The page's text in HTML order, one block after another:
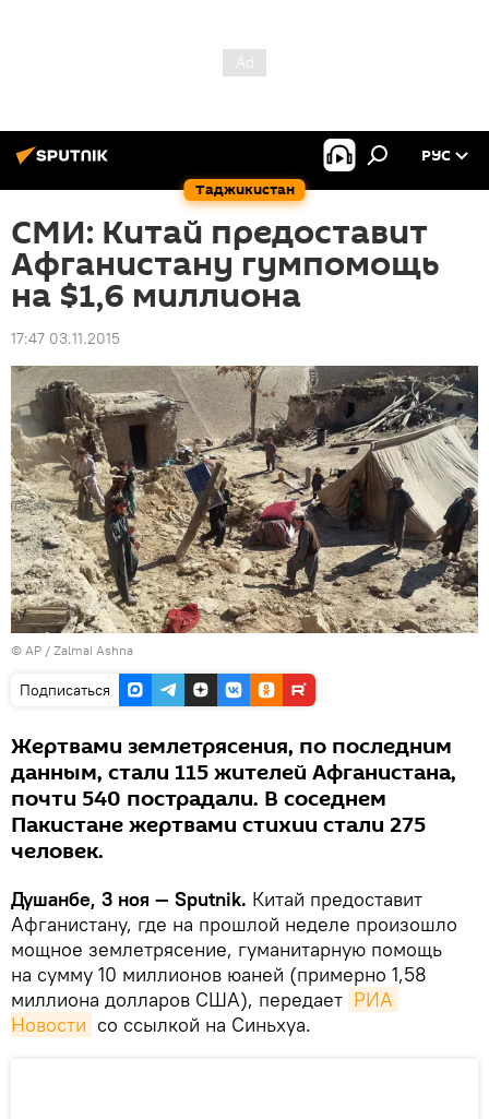
Таджикистан
РУС
СМИ: Китай предоставит
Афганистану гумпомощь
на $1,6 миллиона
17:47 03.11.2015
© AP / Zalmai Ashna
Подписаться
Жертвами землетрясения, по последним
данным, стали 115 жителей Афганистана,
почти 540 пострадали. В соседнем
Пакистане жертвами стихии стали 275
человек.
Душанбе, 3 ноя — Sputnik. Китай предоставит
Афганистану, где на прошлой неделе произошло
мощное землетрясение, гуманитарную помощь
на сумму 10 миллионов юаней (примерно 1,58
миллиона долларов США), передает РИА
Новости со ссылкой на Синьхуа.